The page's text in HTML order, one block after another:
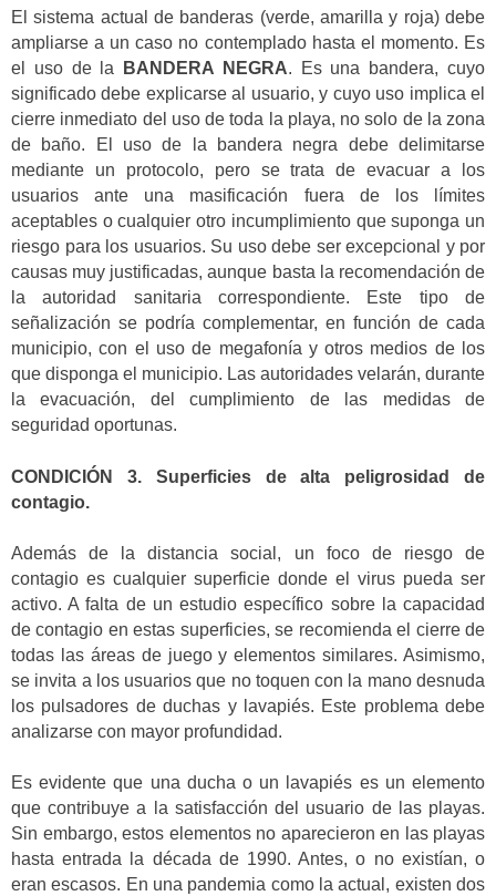
El sistema actual de banderas (verde, amarilla y roja) debe
ampliarse a un caso no contemplado hasta el momento. Es
el uso de la
BANDERA NEGRA. Es una bandera, cuyo
significado debe explicarse al usuario, y cuyo uso implica el
cierre inmediato del uso de toda la playa, no solo de la zona
de baño. El uso de la bandera negra debe delimitarse
mediante un protocolo, pero se trata de evacuar a los
usuarios ante una masificación fuera de los límites
aceptables o cualquier otro incumplimiento que suponga un
riesgo para los usuarios. Su uso debe ser excepcional y por
causas muy justificadas, aunque basta la recomendación de
la autoridad sanitaria correspondiente. Este tipo de
señalización se podría complementar, en función de cada
municipio, con el uso de megafonía y otros medios de los
que disponga el municipio. Las autoridades velarán, durante
la evacuación, del cumplimiento de las medidas de
seguridad oportunas.
CONDICIÓN 3. Superficies de alta peligrosidad de
contagio.
Además de la distancia social, un foco de riesgo de
contagio es cualquier superficie donde el virus pueda ser
activo. A falta de un estudio específico sobre la capacidad
de contagio en estas superficies, se recomienda el cierre de
todas las áreas de juego y elementos similares. Asimismo,
se invita a los usuarios que no toquen con la mano desnuda
los pulsadores de duchas y lavapiés. Este problema debe
analizarse con mayor profundidad.
Es evidente que una ducha o un lavapiés es un elemento
que contribuye a la satisfacción del usuario de las playas.
Sin embargo, estos elementos no aparecieron en las playas
hasta entrada la década de 1990. Antes, o no existían, o
eran escasos. En una pandemia como la actual, existen dos